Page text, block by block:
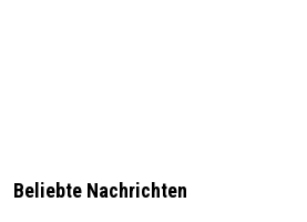
Beliebte Nachrichten